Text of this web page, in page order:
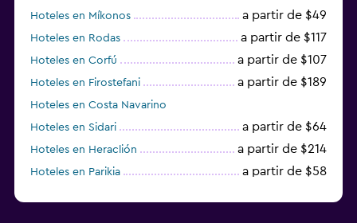
Hoteles en Míkonos a partir de $49
Hoteles en Rodas a partir de $117
Hoteles en Corfú a partir de $107
Hoteles en Firostefani a partir de $189
Hoteles en Costa Navarino
Hoteles en Sidari
a partir de $64
Hoteles en Heraclión a partir de $214
Hoteles en Parikia a partir de $58